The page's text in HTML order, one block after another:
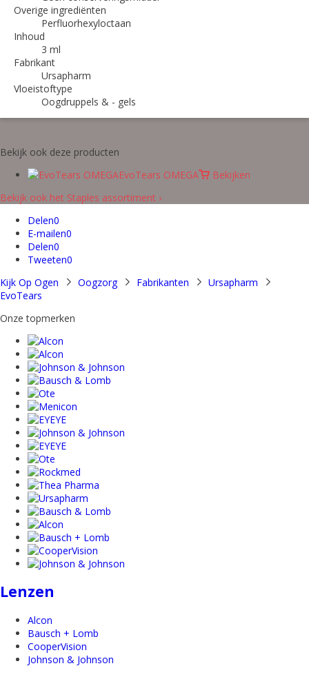
Overige ingrediënten
Perfluorhexyloctaan
Inhoud
3 ml
Fabrikant
Ursapharm
Vloeistoftype
Oogdruppels & - gels
Bekijk ook deze producten
EvoTears OMEGA
Bekijken
Bekijk ook het Staples assortiment ›
Delen0
E-mailen0
Delen0
Tweeten0
Kijk Op Ogen
Oogzorg Fabrikanten
Ursapharm
EvoTears
Onze topmerken
Lenzen
Alcon
Bausch + Lomb
CooperVision
Johnson & Johnson